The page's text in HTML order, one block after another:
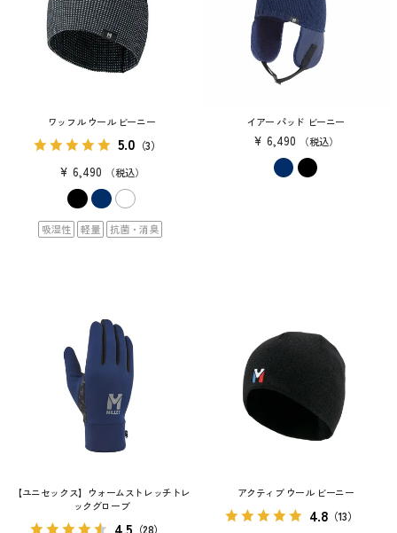
ワッフル ウール ビーニー
5.0 （3）
¥ 6,490 税込
吸湿性 軽量 抗菌・消臭
イアー パッド ビーニー
¥ 6,490 税込
【ユニセックス】ウォームストレッチトレ
ックグローブ
4.5 （28）
アクティブ ウール ビーニー
4.8 （13）